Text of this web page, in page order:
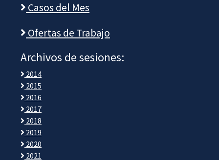
Casos del Mes
Ofertas de Trabajo
Archivos de sesiones:
2014
2015
2016
2017
2018
2019
2020
2021